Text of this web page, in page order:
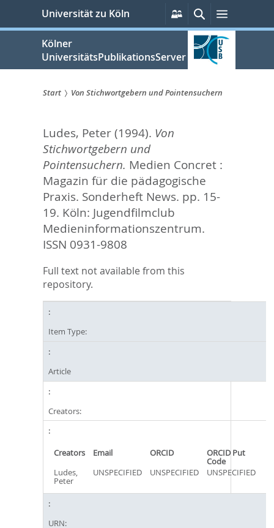
springen
Universität zu Köln
Persönliche
Services
SucheMenü
Kölner
UniversitätsPublikationsServer
sind
hier:
Start Von Stichwortgebern und Pointensuchern
Ludes, Peter(1994). Von
Stichwortgebern und
Pointensuchern. Medien Concret :
Magazin für die pädagogische
Praxis. Sonderheft News. pp. 15-
19. Köln: Jugendfilmclub
Medieninformationszentrum.
ISSN 0931-9808
Full text not available from this
repository.
Item Type:
Article
Creators:
Creators Email ORCID ORCID Put
Code
Ludes,
Peter
UNSPECIFIED UNSPECIFIED UNSPECIFIED
URN: